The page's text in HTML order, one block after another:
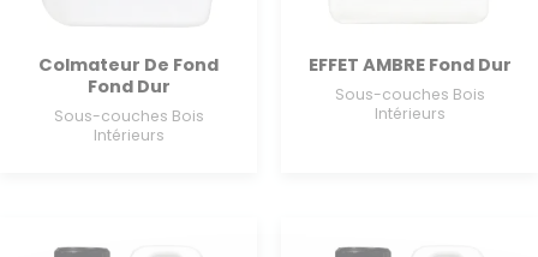
Colmateur De Fond
Fond Dur
Sous-couches Bois
Intérieurs
EFFET AMBRE Fond Dur
Sous-couches Bois
Intérieurs